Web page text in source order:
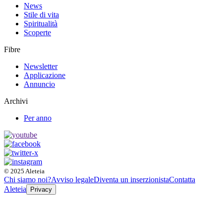
News
Stile di vita
Spiritualità
Scoperte
Fibre
Newsletter
Applicazione
Annuncio
Archivi
Per anno
© 2025 Aleteia
Chi siamo noi?Avviso legaleDiventa un inserzionistaContatta
Aleteia
Privacy